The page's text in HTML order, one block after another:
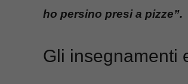
ho persino presi a pizze”.
Gli insegnamenti